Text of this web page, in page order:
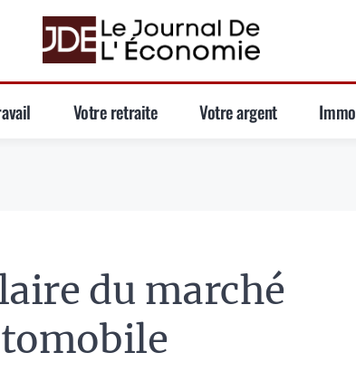
Votre retraite Votre argent Immo
du marché